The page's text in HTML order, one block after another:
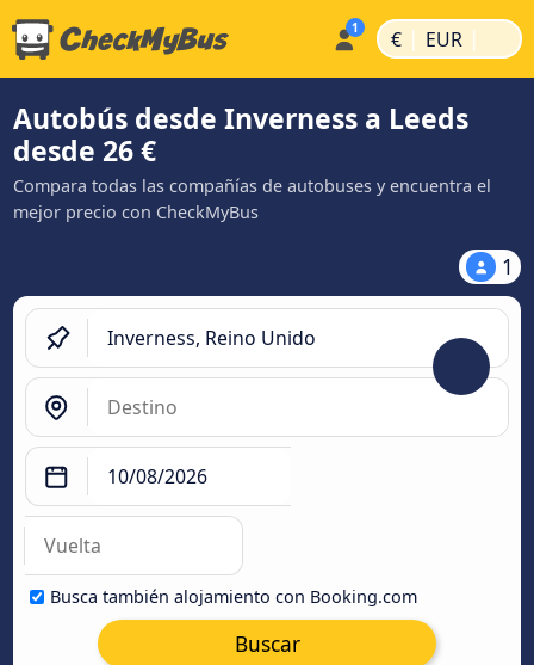
€ | EUR |
Autobús desde Inverness a Leeds
desde 26 €
Compara todas las compañías de autobuses y encuentra el
mejor precio con CheckMyBus
1
Busca también alojamiento con Booking.com
Buscar